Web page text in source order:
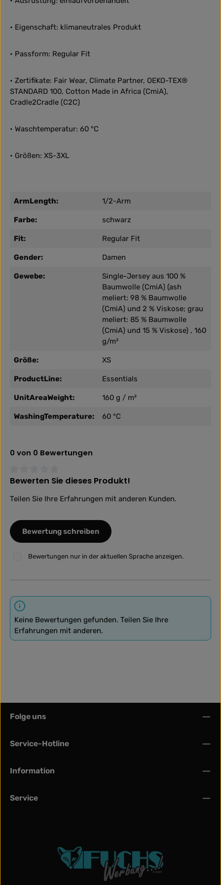
• Eigenschaft: klimaneutrales Produkt
• Passform: Regular Fit
• Zertifikate: Fair Wear, Climate Partner, OEKO-TEX®
STANDARD 100, Cotton Made in Africa (CmiA),
Cradle2Cradle (C2C)
• Waschtemperatur: 60 °C
• Größen: XS-3XL
ArmLength: 1/2-Arm
Farbe: schwarz
Fit: Regular Fit
Gender: Damen
Gewebe:
Single-Jersey aus 100 %
Baumwolle (CmiA) (ash
meliert: 98 % Baumwolle
(CmiA) und 2 % Viskose; grau
meliert: 85 % Baumwolle
(CmiA) und 15 % Viskose) , 160
g/m²
Größe: XS
ProductLine: Essentials
UnitAreaWeight: 160 g / m²
WashingTemperature: 60 °C
0 von 0 Bewertungen
Durchschnittliche Bewertung von 0 von 5 Sternen
Bewerten Sie dieses Produkt!
Teilen Sie Ihre Erfahrungen mit anderen Kunden.
Bewertung schreiben
Bewertungen nur in der aktuellen Sprache anzeigen.
Keine Bewertungen gefunden. Teilen Sie Ihre
Erfahrungen mit anderen.
Folge uns
Service-Hotline
Information
Service